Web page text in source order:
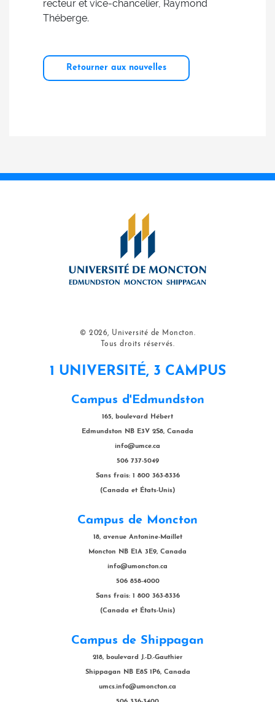
recteur et vice-chancelier, Raymond
Théberge.
Retourner aux nouvelles
© 2026, Université de Moncton.
Tous droits réservés.
1 UNIVERSITÉ, 3 CAMPUS
Campus d'Edmundston
165, boulevard Hébert
Edmundston NB E3V 2S8, Canada
info@umce.ca
506 737-5049
Sans frais: 1 800 363-8336
(Canada et États-Unis)
Campus de Moncton
18, avenue Antonine-Maillet
Moncton NB E1A 3E9, Canada
info@umoncton.ca
506 858-4000
Sans frais: 1 800 363-8336
(Canada et États-Unis)
Campus de Shippagan
218, boulevard J.-D.-Gauthier
Shippagan NB E8S 1P6, Canada
umcs.info@umoncton.ca